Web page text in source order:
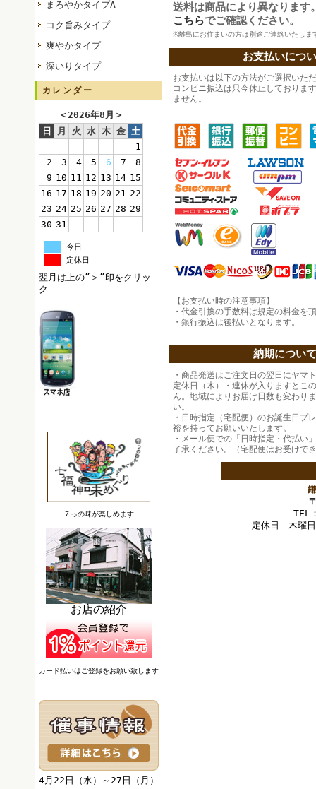
まろやかタイプA
コク旨みタイプ
爽やかタイプ
深いりタイプ
カレンダー
＜2026年8月 ＞
日
月 火 水 木 金 土
1
2
3 4 5 6 7
8
9 10 11 12 13 14 15
16 17 18 19 20 21 22
23 24 25 26 27 28 29
30 31
今日
定休日
翌月は上の”＞”印をクリッ
ク
７っの味が楽しめます
お店の紹介
カード払いはご登録をお願い致します
4月22日（水）～27日（月）
送料は商品により異なります
こちらでご確認ください。
※離島にお住まいの方は別途ご連絡いたしま
お支払いにつ
お支払いは以下の方法がご選択いた
コンビニ振込は只今休止しておりま
ません。
【お支払い時の注意事項】
・代金引換の手数料は規定の料金を
・銀行振込は後払いとなります。
納期について
・商品発送はご注文日の翌日にヤマ
定休日（木）・連休が入りますとこ
ん。地域によりお届け日数も変わり
い。
・日時指定（宅配便）のお誕生日プ
裕を持ってお願いいたします。
・メール便での「日時指定・代払い
了承ください。（宅配便はお受けで
定休日 木